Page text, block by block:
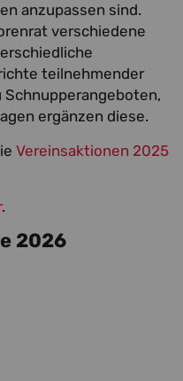
anzupassen sind.
verschiedene
teilnehmender
Schnupperangeboten,
ergänzen diese.
Vereinsaktionen 2025
.
2026